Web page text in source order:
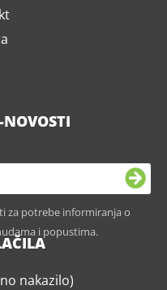
za potrebe informiranja o
i popustima.
nakazilo)